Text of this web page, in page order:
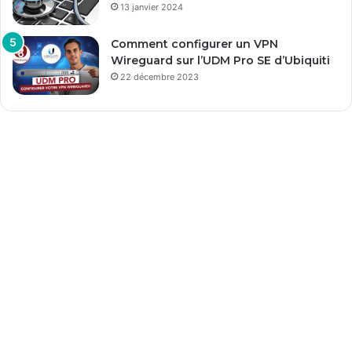
13 janvier 2024
Comment configurer un VPN
Wireguard sur l’UDM Pro SE d’Ubiquiti
22 décembre 2023